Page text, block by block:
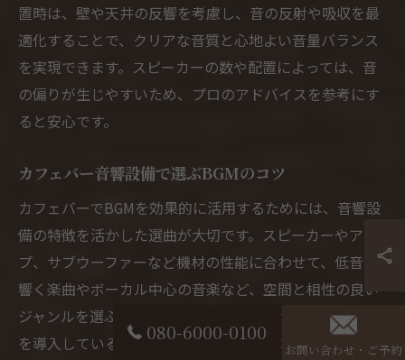
置時は、壁や天井の反響を考慮し、音の反射や吸収を最
適化することで、クリアな音質と心地よい音量バランス
を実現できます。スピーカーの数や配置によっては、音
の偏りが生じやすいため、プロのアドバイスを参考にす
ると安心です。
カフェバー音響設備で選ぶBGMのコツ
カフェバーでBGMを効果的に活用するためには、音響設
備の特徴を活かした選曲が大切です。スピーカーやアン
プ、サブウーファーなど機材の性能に合わせて、低音が
響く楽曲やボーカル中心の音楽など、空間と相性の良い
ジャンルを選ぶのがポイントです。特にサブウーファー
を導入している場合は、深みのあるベースラインを持つ
080-6000-0100
お問い合わせ・ご予約